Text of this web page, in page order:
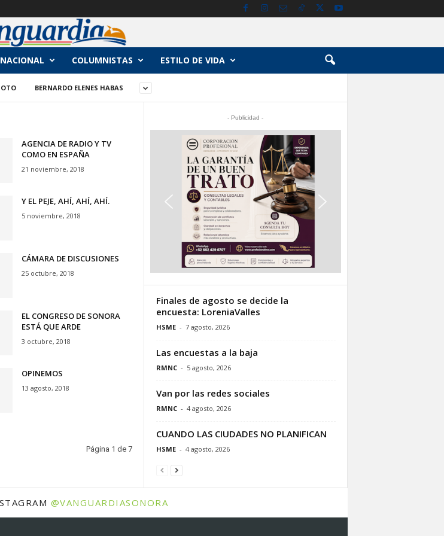
COLUMNISTAS ESTILO DE VIDA
BERNARDO ELENES HABAS
AGENCIA DE RADIO Y TV
COMO EN ESPAÑA
21 noviembre, 2018
Y EL PEJE, AHÍ, AHÍ, AHÍ.
5 noviembre, 2018
CÁMARA DE DISCUSIONES
25 octubre, 2018
EL CONGRESO DE SONORA
ESTÁ QUE ARDE
3 octubre, 2018
OPINEMOS
13 agosto, 2018
Página 1 de 7
- Publicidad -
Finales de agosto se decide la
encuesta: LoreniaValles
HSME - 7 agosto, 2026
Las encuestas a la baja
RMNC - 5 agosto, 2026
Van por las redes sociales
RMNC - 4 agosto, 2026
CUANDO LAS CIUDADES NO PLANIFICAN
HSME - 4 agosto, 2026
@VANGUARDIASONORA